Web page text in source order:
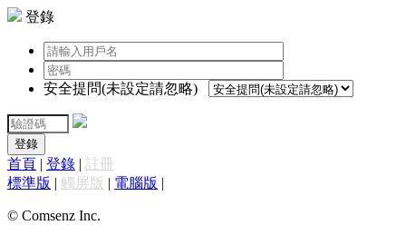
登錄
安全提問(未設定請忽略)
登錄
首頁 | 登錄 | 註冊
標準版 | 觸屏版 | 電腦版 |
© Comsenz Inc.